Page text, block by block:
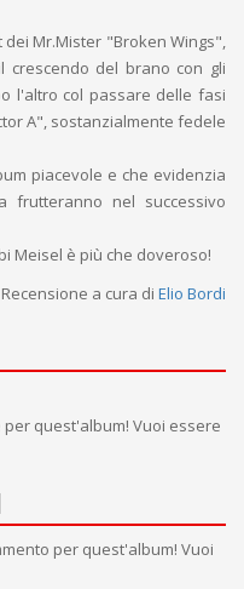
Mr.Mister "Broken Wings",
crescendo del brano con gli
l'altro col passare delle fasi
A", sostanzialmente fedele
piacevole e che evidenzia
frutteranno nel successivo
Meisel è più che doveroso!
Recensione a cura di Elio Bordi
quest'album! Vuoi essere
per quest'album! Vuoi